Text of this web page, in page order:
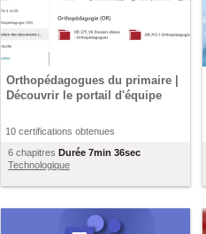
Orthopédagogues du primaire |
Découvrir le portail d'équipe
10 certifications obtenues
6 chapitres Durée 7min 36sec
Technologique